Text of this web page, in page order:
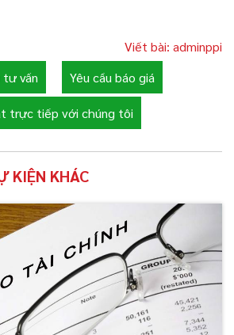
Viết bài: adminppi
tư vấn
Yêu cầu báo giá
trực tiếp với chúng tôi
KIỆN KHÁC